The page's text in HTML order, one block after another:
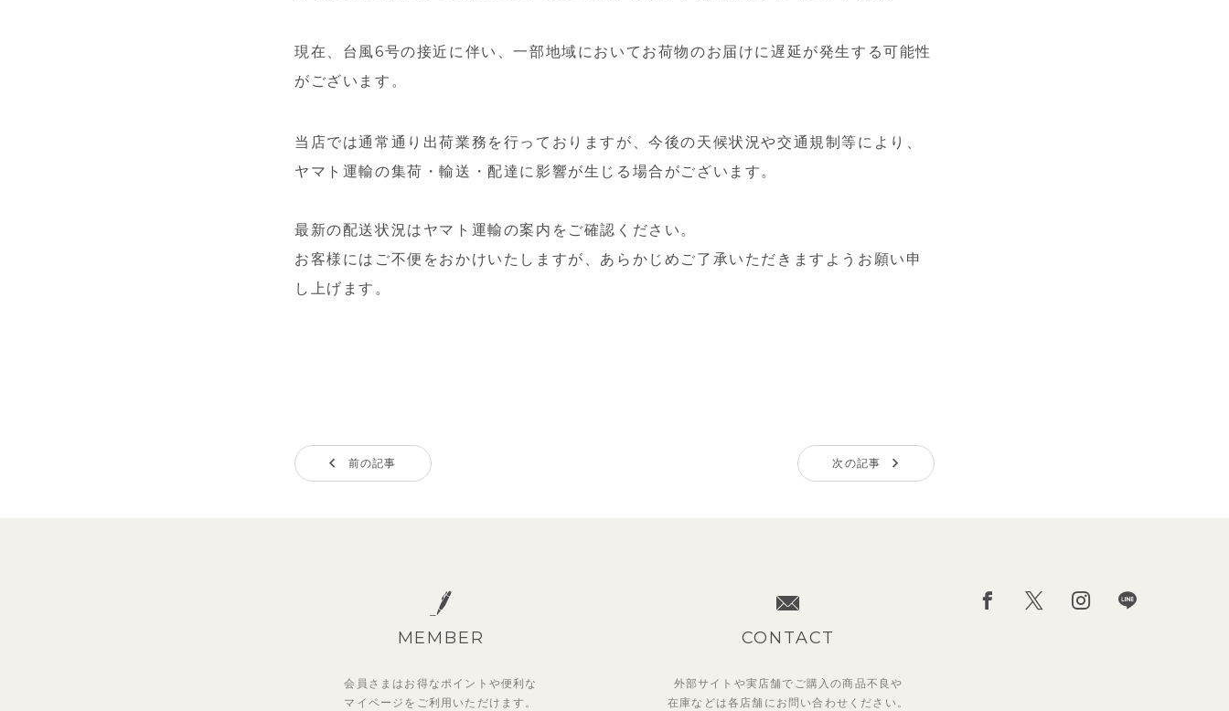
現在、台風6号の接近に伴い、一部地域においてお荷物のお届けに遅延が発生する可能性
がございます。
当店では通常通り出荷業務を行っておりますが、今後の天候状況や交通規制等により、
ヤマト運輸の集荷・輸送・配達に影響が生じる場合がございます。
最新の配送状況はヤマト運輸の案内をご確認ください。
お客様にはご不便をおかけいたしますが、あらかじめご了承いただきますようお願い申
し上げます。
前の記事 次の記事
MEMBER
会員さまはお得なポイントや便利な
マイページを ご利用いただけます。
CONTACT
外部サイトや実店舗でご購入の商品不良や
在庫などは各店舗に お問い合わせください。